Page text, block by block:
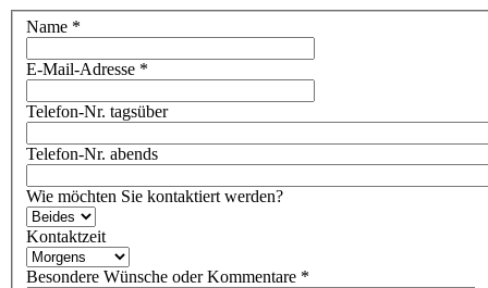
Name *
E-Mail-Adresse *
Telefon-Nr. tagsüber
Telefon-Nr. abends
Wie möchten Sie kontaktiert werden?
Kontaktzeit
Besondere Wünsche oder Kommentare *